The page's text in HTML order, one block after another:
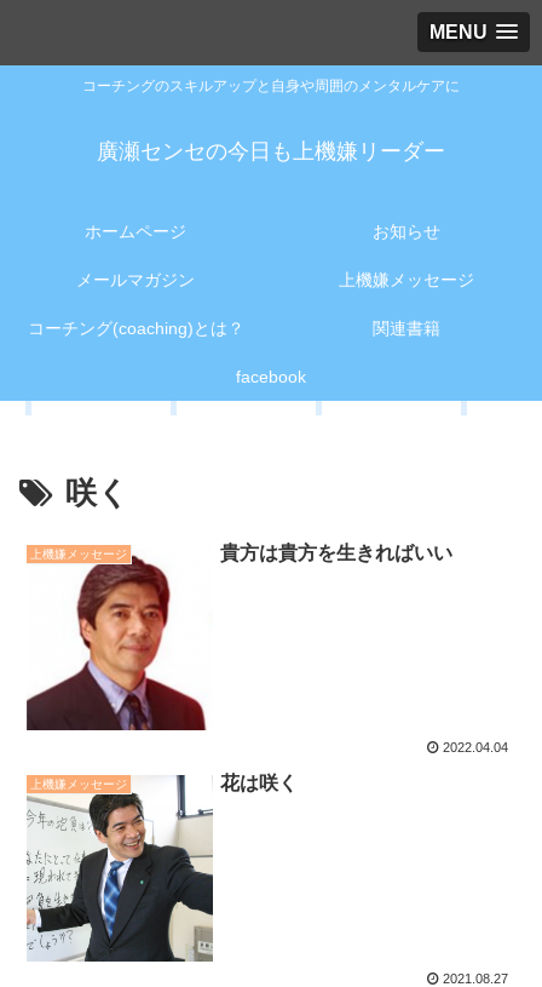
MENU
コーチングのスキルアップと自身や周囲のメンタルケアに
廣瀬センセの今日も上機嫌リーダー
ホームページ お知らせ
メールマガジン 上機嫌メッセージ
コーチング(coaching)とは？ 関連書籍
facebook
咲く
上機嫌メッセージ 貴方は貴方を生きればいい
2022.04.04
上機嫌メッセージ 花は咲く
2021.08.27